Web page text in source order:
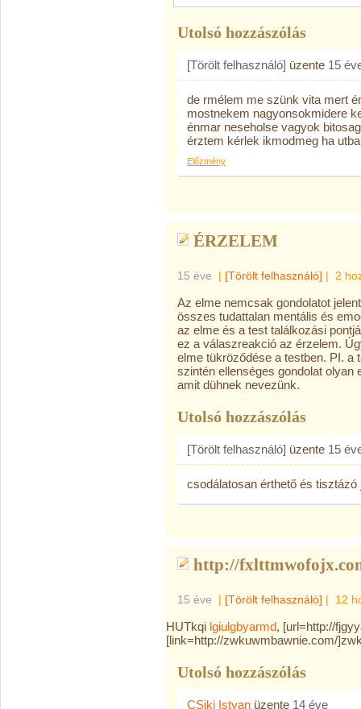
Utolsó hozzászólás
[Törölt felhasználó] üzente 15
de rmélem me szünk vita mert
mostnekem nagyonsokmidere
énmar neseholse vagyok
érztem kérlek ikmodmeg ha
Előzmény
ÉRZELEM
15 éve | [Törölt felhasználó] | 2
Az elme nemcsak gondolatot
összes tudattalan mentális és
az elme és a test találkozási
ez a válaszreakció az érzelem.
elme tükröződése a testben. PI. a
szintén ellenséges gondolat olyan
amit dühnek nevezünk.
Utolsó hozzászólás
[Törölt felhasználó] üzente 15
csodálatosan érthető és
http://
15 éve | [Törölt felhasználó] | 12
HUTkqi lgiulgbyarmd, [url=http://
[link=http://zwkuwmbawnie.com/
Utolsó hozzászólás
CSiki Istvan üzente 14 éve